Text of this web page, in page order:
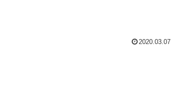
2020.03.07